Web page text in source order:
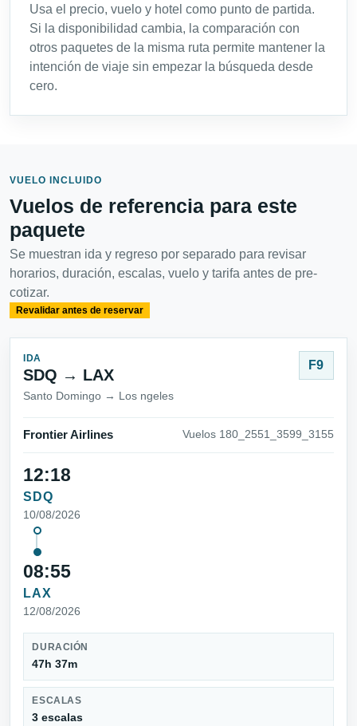
Usa el precio, vuelo y hotel como punto de partida.
Si la disponibilidad cambia, la comparación con
otros paquetes de la misma ruta permite mantener la
intención de viaje sin empezar la búsqueda desde
cero.
VUELO INCLUIDO
Vuelos de referencia para este
paquete
Se muestran ida y regreso por separado para revisar
horarios, duración, escalas, vuelo y tarifa antes de pre-
cotizar.
Revalidar antes de reservar
IDA
SDQ → LAX
Santo Domingo → Los ngeles
F9
Frontier Airlines Vuelos 180_2551_3599_3155
12:18
SDQ
10/08/2026
08:55
LAX
12/08/2026
DURACIÓN
47h 37m
ESCALAS
3 escalas